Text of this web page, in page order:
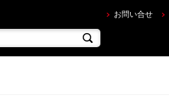
トZ-MV を買うならec.mic21.comお問い合せ